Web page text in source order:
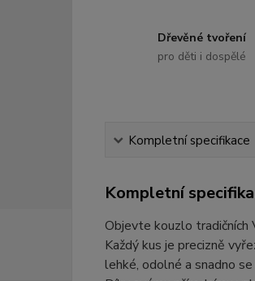
Dřevěné tvoření
pro děti i dospělé
Kompletní specifikace
Kompletní
Objevte kouzlo tradičních
Každý kus je precizně
lehké, odolné a snadno se